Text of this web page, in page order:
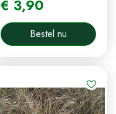
€ 3,90
Bestel nu